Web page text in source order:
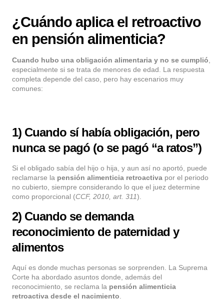
¿Cuándo aplica el retroactivo
en pensión alimenticia?
Cuando hubo una obligación alimentaria y no se cumplió,
especialmente si se trata de menores de edad. La respuesta
completa depende del caso, pero hay escenarios muy
comunes:
1) Cuando sí había obligación, pero
nunca se pagó (o se pagó “a ratos”)
Si el obligado sabía del hijo o hija, y aun así no aportó, puede
reclamarse la pensión alimenticia retroactiva por el periodo
no cubierto, siempre considerando lo que el juez determine
como proporcional (CCF, 2010, art. 311).
2) Cuando se demanda
reconocimiento de paternidad y
alimentos
Aquí es donde muchas personas se sorprenden. La Suprema
Corte ha abordado asuntos donde, además del
reconocimiento, se reclama la pensión alimenticia
retroactiva desde el nacimiento.